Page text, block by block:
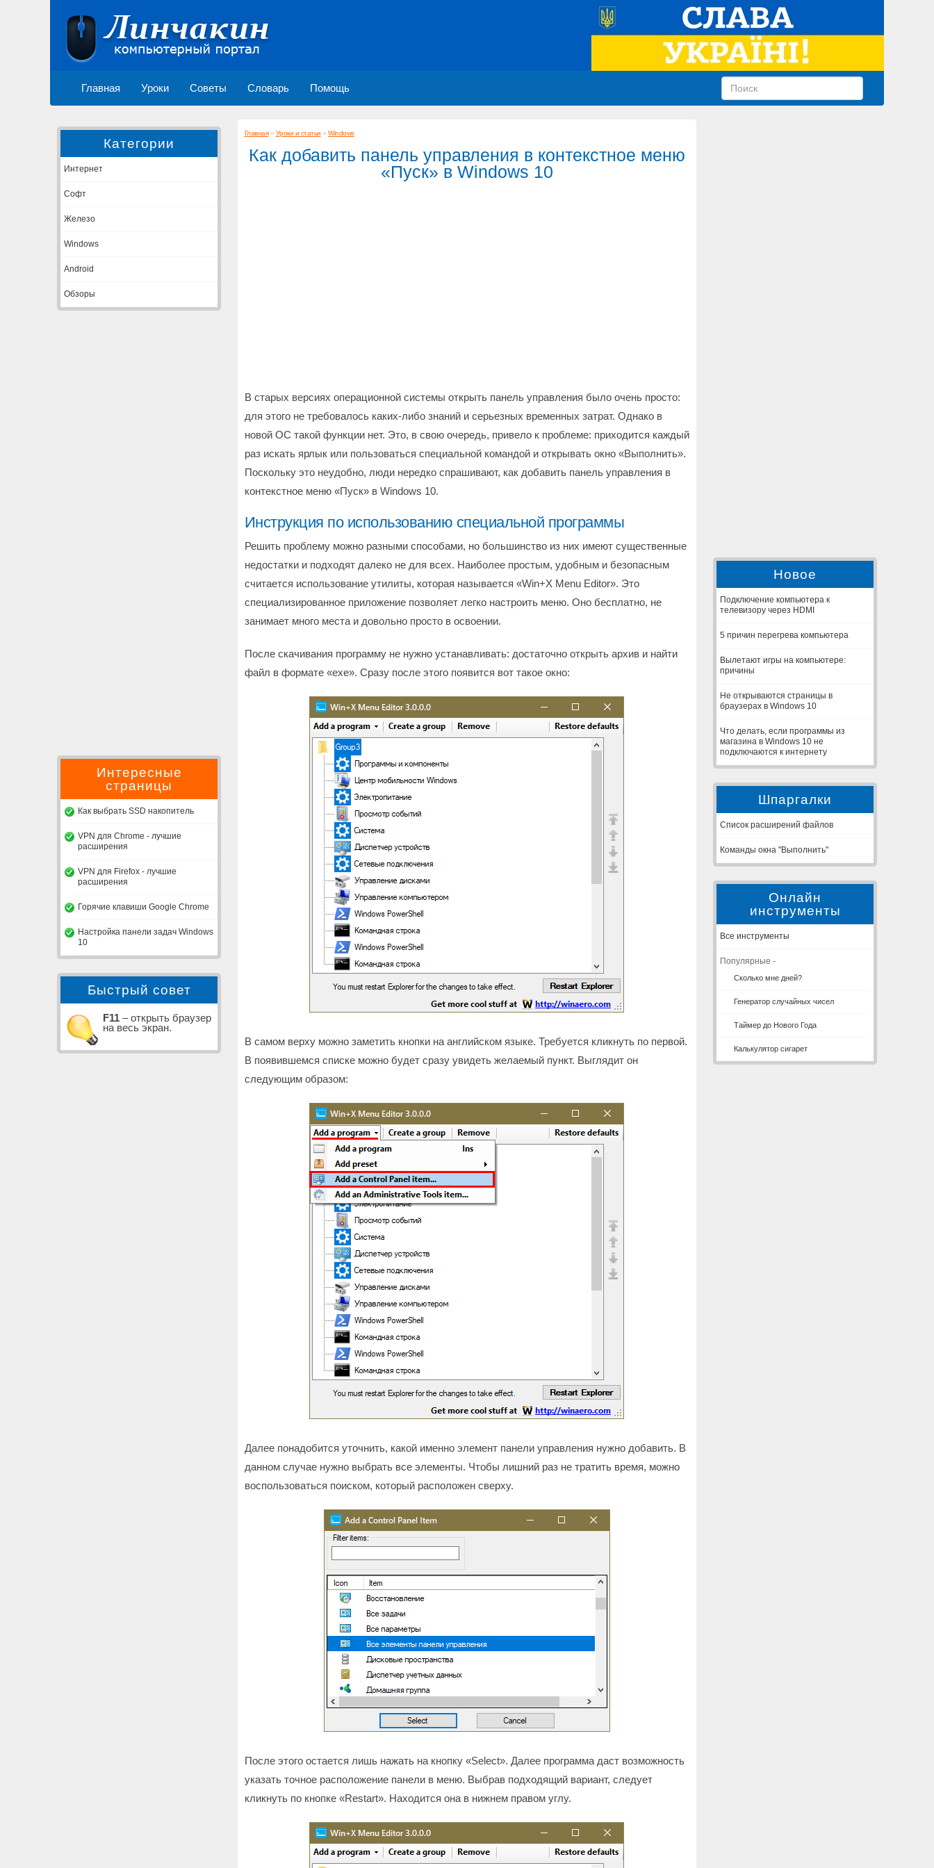
Главная Уроки Советы Словарь Помощь
Категории
Интернет
Софт
Железо
Windows
Android
Обзоры
Интересные
страницы
Как выбрать SSD накопитель
VPN для Chrome - лучшие
расширения
VPN для Firefox - лучшие
расширения
Горячие клавиши Google Chrome
Настройка панели задач Windows
10
Быстрый совет
F11 – открыть браузер
на весь экран.
Главная» Уроки и статьи »Windows
Как добавить панель управления в контекстное меню
«Пуск» в Windows 10
В старых версиях операционной системы открыть панель управления было очень просто:
для этого не требовалось каких-либо знаний и серьезных временных затрат. Однако в
новой ОС такой функции нет. Это, в свою очередь, привело к проблеме: приходится каждый
раз искать ярлык или пользоваться специальной командой и открывать окно «Выполнить».
Поскольку это неудобно, люди нередко спрашивают, как добавить панель управления в
контекстное меню «Пуск» в Windows 10.
Инструкция по использованию специальной программы
Решить проблему можно разными способами, но большинство из них имеют существенные
недостатки и подходят далеко не для всех. Наиболее простым, удобным и безопасным
считается использование утилиты, которая называется «Win+X Menu Editor». Это
специализированное приложение позволяет легко настроить меню. Оно бесплатно, не
занимает много места и довольно просто в освоении.
После скачивания программу не нужно устанавливать: достаточно открыть архив и найти
файл в формате «exe». Сразу после этого появится вот такое окно:
В самом верху можно заметить кнопки на английском языке. Требуется кликнуть по первой.
В появившемся списке можно будет сразу увидеть желаемый пункт. Выглядит он
следующим образом:
Далее понадобится уточнить, какой именно элемент панели управления нужно добавить. В
данном случае нужно выбрать все элементы. Чтобы лишний раз не тратить время, можно
воспользоваться поиском, который расположен сверху.
После этого остается лишь нажать на кнопку «Select». Далее программа даст возможность
указать точное расположение панели в меню. Выбрав подходящий вариант, следует
кликнуть по кнопке «Restart». Находится она в нижнем правом углу.
Новое
Подключение компьютера к
телевизору через HDMI
5 причин перегрева компьютера
Вылетают игры на компьютере:
причины
Не открываются страницы в
браузерах в Windows 10
Что делать, если программы из
магазина в Windows 10 не
подключаются к интернету
Шпаргалки
Список расширений файлов
Команды окна "Выполнить"
Онлайн
инструменты
Все инструменты
Популярные -
Сколько мне дней?
Генератор случайных чисел
Таймер до Нового Года
Калькулятор сигарет